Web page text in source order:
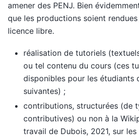
amener des PENJ. Bien
que les productions soient
licence libre.
réalisation de tutoriels
ou tel contenu du cours (ces
disponibles pour les étudiants
suivantes) ;
contributions, structurées (de
contributives) ou non à la
travail de Dubois, 2021, sur